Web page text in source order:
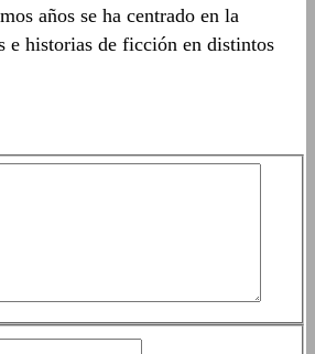
años se ha centrado en la
e historias de ficción en distintos